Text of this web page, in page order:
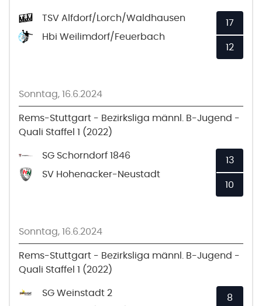
TSV Alfdorf/Lorch/Waldhausen
Hbi Weilimdorf/Feuerbach
17
12
Sonntag, 16.6.2024
Rems-Stuttgart - Bezirksliga männl. B-Jugend -
Quali Staffel 1 (2022)
SG Schorndorf 1846
SV Hohenacker-Neustadt
13
10
Sonntag, 16.6.2024
Rems-Stuttgart - Bezirksliga männl. B-Jugend -
Quali Staffel 1 (2022)
SG Weinstadt 2
8